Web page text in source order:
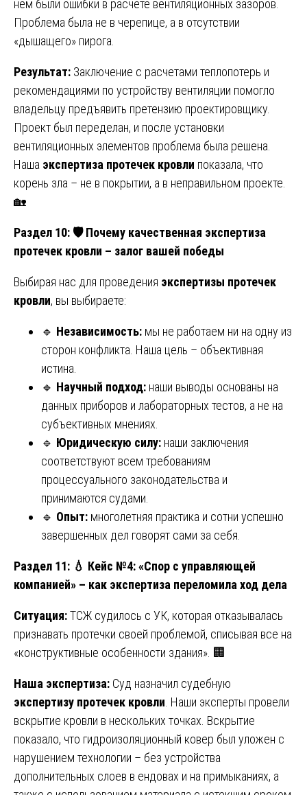
нем были ошибки в расчете вентиляционных зазоров.
Проблема была не в черепице, а в отсутствии
«дышащего» пирога.
Результат: Заключение с расчетами теплопотерь и
рекомендациями по устройству вентиляции помогло
владельцу предъявить претензию проектировщику.
Проект был переделан, и после установки
вентиляционных элементов проблема была решена.
Наша экспертиза протечек кровли показала, что
корень зла – не в покрытии, а в неправильном проекте.
🏡
Раздел 10: 🛡️ Почему качественная экспертиза
протечек кровли – залог вашей победы
Выбирая нас для проведения экспертизы протечек
кровли, вы выбираете:
🔹 Независимость: мы не работаем ни на одну из
сторон конфликта. Наша цель – объективная
истина.
🔹 Научный подход: наши выводы основаны на
данных приборов и лабораторных тестов, а не на
субъективных мнениях.
🔹 Юридическую силу: наши заключения
соответствуют всем требованиям
процессуального законодательства и
принимаются судами.
🔹 Опыт: многолетняя практика и сотни успешно
завершенных дел говорят сами за себя.
Раздел 11: 💧 Кейс №4: «Спор с управляющей
компанией» – как экспертиза переломила ход дела
Ситуация:ТСЖ судилось с УК, которая отказывалась
признавать протечки своей проблемой, списывая все на
«конструктивные особенности здания». 🏢
Наша экспертиза: Суд назначил судебную
экспертизу протечек кровли . Наши эксперты провели
вскрытие кровли в нескольких точках. Вскрытие
показало, что гидроизоляционный ковер был уложен с
нарушением технологии – без устройства
дополнительных слоев в ендовах и на примыканиях, а